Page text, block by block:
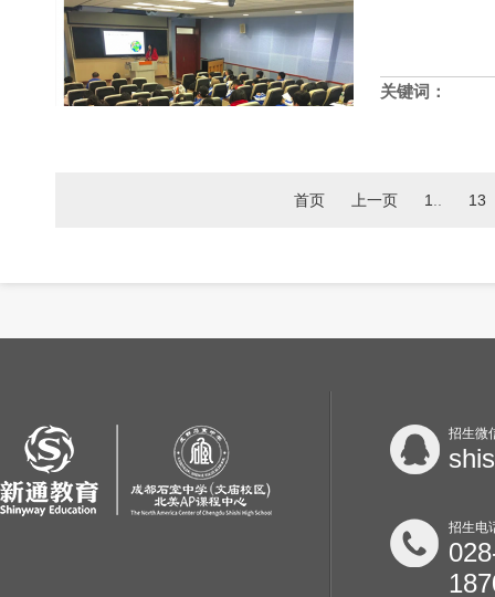
关键词：
首页 上一页 1 13
招生微
招生电